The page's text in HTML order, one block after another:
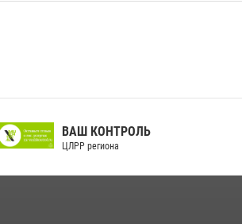
ВАШ КОНТРОЛЬ
ЦЛРР региона